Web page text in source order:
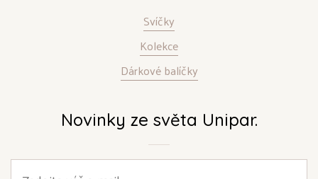
Svíčky
Kolekce
Dárkové balíčky
Novinky ze světa Unipar.